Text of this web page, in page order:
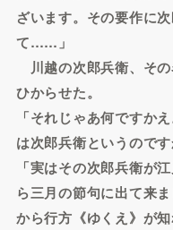
ざいます。その要作に
て……」
川越の次郎兵衛、そ
ひからせた。
「それじゃあ何ですか
は次郎兵衛というのです
「実はその次郎兵衛が
ら三月の節句に出て来
から行方《ゆくえ》が